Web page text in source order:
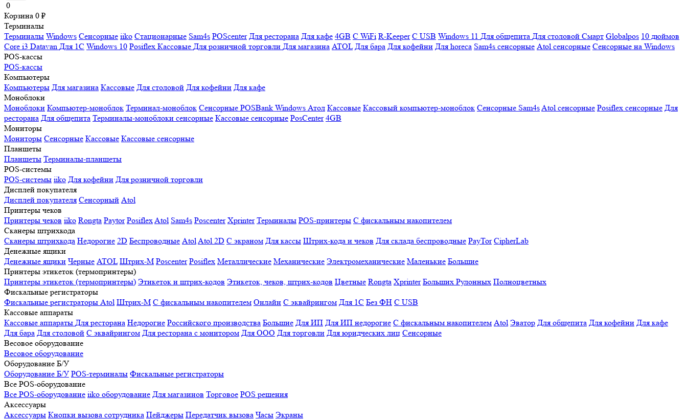
0
Корзина 0 ₽
Терминалы
Терминалы Windows Сенсорные iiko Стационарные Sam4s POScenter Для ресторана Для кафе 4GB С WiFi R-Keeper С USB Windows 11 Для общепита Для столовой Смарт Globalpos 10 дюймов
Core i3 Datavan Для 1С Windows 10 Posiflex Кассовые Для розничной торговли Для магазина ATOL Для бара Для кофейни Для horeca Sam4s сенсорные Atol сенсорные Сенсорные на Windows
POS-кассы
POS-кассы
Компьютеры
Компьютеры Для магазина Кассовые Для столовой Для кофейни Для кафе
Моноблоки
Моноблоки Компьютер-моноблок Терминал-моноблок Сенсорные POSBank Windows Атол Кассовые Кассовый компьютер-моноблок Сенсорные Sam4sAtol сенсорные Posiflex сенсорные Для
ресторана Для общепита Терминалы-моноблоки сенсорные Кассовые сенсорные PosCenter 4GB
Мониторы
Мониторы Сенсорные Кассовые Кассовые сенсорные
Планшеты
Планшеты Терминалы-планшеты
POS-системы
POS-системы iiko Для кофейни Для розничной торговли
Дисплей покупателя
Дисплей покупателя Сенсорный Atol
Принтеры чеков
Принтеры чеков iiko Rongta Paytor PosiflexAtol Sam4s Poscenter Xprinter Терминалы POS-принтеры С фискальным накопителем
Сканеры штрихкода
Сканеры штрихкода Недорогие 2D Беспроводные AtolAtol 2D С экраном Для кассы Штрих-кода и чеков Для склада беспроводные PayTor CipherLab
Денежные ящики
Денежные ящики Черные ATOL Штрих-М Poscenter Posiflex Металлические Механические Электромеханические Маленькие Большие
Принтеры этикеток (термопринтеры)
Принтеры этикеток (термопринтеры) Этикеток и штрих-кодов Этикеток, чеков, штрих-кодов Цветные Rongta Xprinter Больших Рулонных Полноцветных
Фискальные регистраторы
Фискальные регистраторы Atol Штрих-М С фискальным накопителем Онлайн С эквайрингом Для 1С Без ФН С USB
Кассовые аппараты
Кассовые аппараты Для ресторана Недорогие Российского производства Большие Для ИП Для ИП недорогие С фискальным накопителем Atol Эватор Для общепита Для кофейни Для кафе
Для бара Для столовой С эквайрингом Для ресторана с монитором Для ООО Для торговли Для юридческих лиц Сенсорные
Весовое оборудование
Весовое оборудование
Оборудование Б/У
Оборудование Б/У POS-терминалы Фискальные регистраторы
Все POS-оборудование
Все POS-оборудование iiko оборудование Для магазинов Торговое POS решения
Аксессуары
Аксессуары Кнопки вызова сотрудника Пейджеры Передатчик вызова Часы Экраны